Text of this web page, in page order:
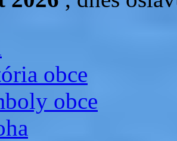
obce
obce